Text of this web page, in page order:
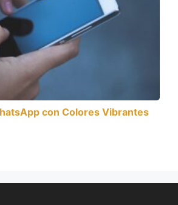
con Colores Vibrantes